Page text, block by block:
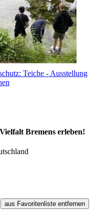
Bremens erleben!
aus Favoritenliste entfernen